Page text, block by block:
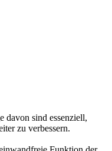
davon sind essenziell,
zu verbessern.